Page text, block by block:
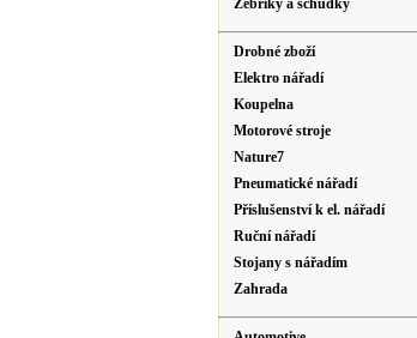
Žebříky a schůdky
Drobné zboží
Elektro nářadí
Koupelna
Motorové stroje
Nature7
Pneumatické nářadí
Příslušenství k el. nářadí
Ruční nářadí
Stojany s nářadím
Zahrada